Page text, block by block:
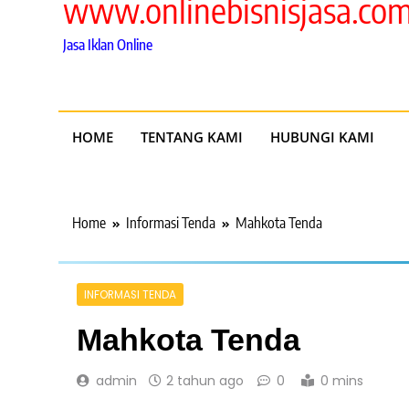
Jasa Iklan Online
HOME TENTANG KAMI HUBUNGI KAMI
Home Informasi Tenda Mahkota Tenda
INFORMASI TENDA
Mahkota Tenda
admin 2 tahun ago 0 0 mins